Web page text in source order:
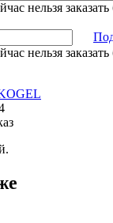
нельзя
нельзя